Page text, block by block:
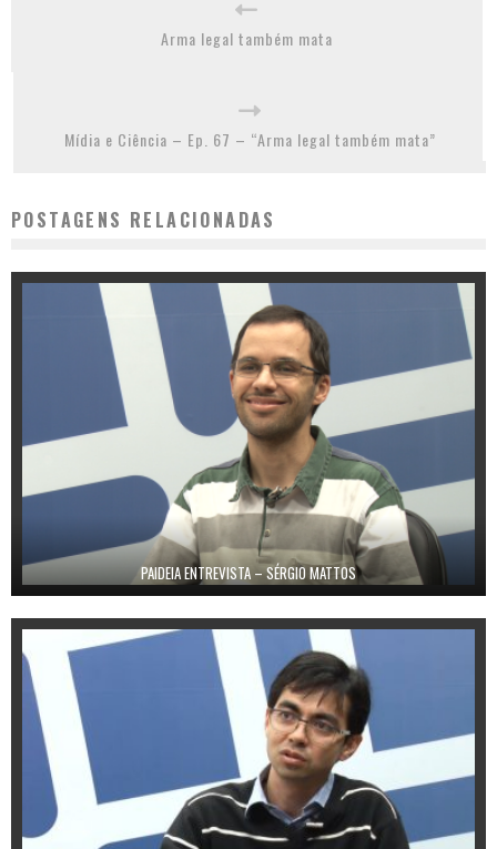
Arma legal também mata
Mídia e Ciência – Ep. 67 – “Arma legal também mata”
POSTAGENS RELACIONADAS
PAIDEIA ENTREVISTA – SÉRGIO MATTOS